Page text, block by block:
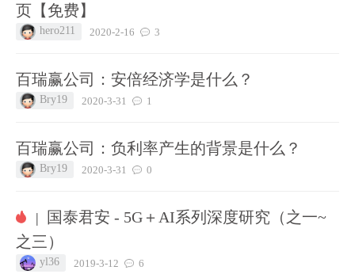
页【免费】
hero211 2020-2-16 3
百瑞赢公司：安倍经济学是什么？
Bry19 2020-3-31 1
百瑞赢公司：负利率产生的背景是什么？
Bry19 2020-3-31 0
|
国泰君安 - 5G＋AI系列深度研究（之一~
之三）
yl36 2019-3-12 6